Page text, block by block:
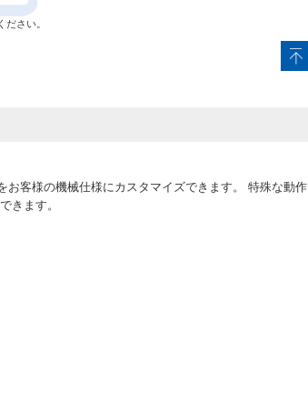
さい。
客様の機械仕様にカスタマイズできます。 特殊な動作
きます。